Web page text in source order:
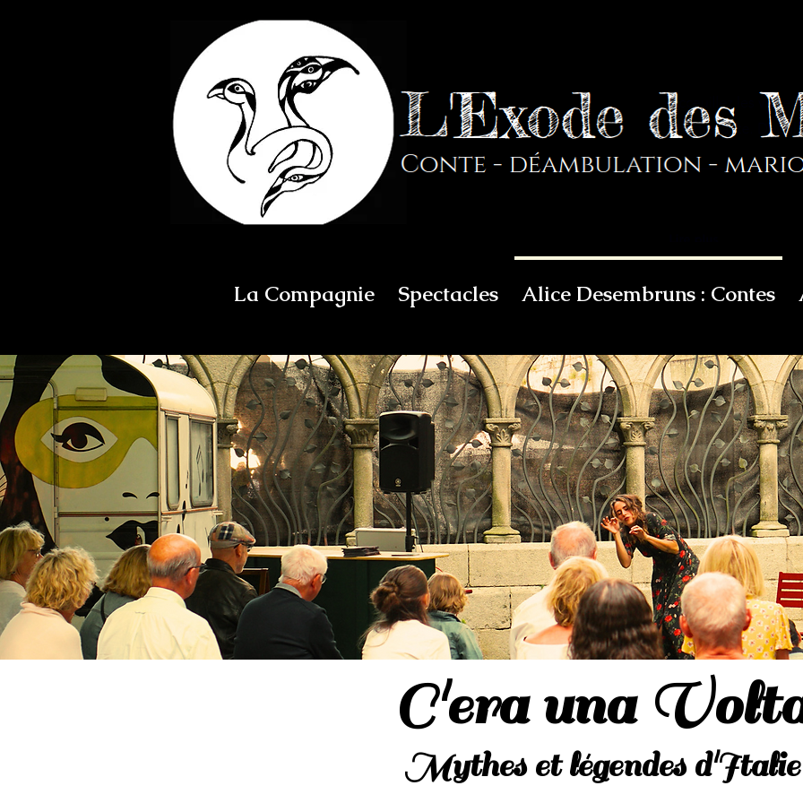
La Compagnie Spectacles Alice Desembruns : Contes
C'era una
Mythes et légendes d'Italie